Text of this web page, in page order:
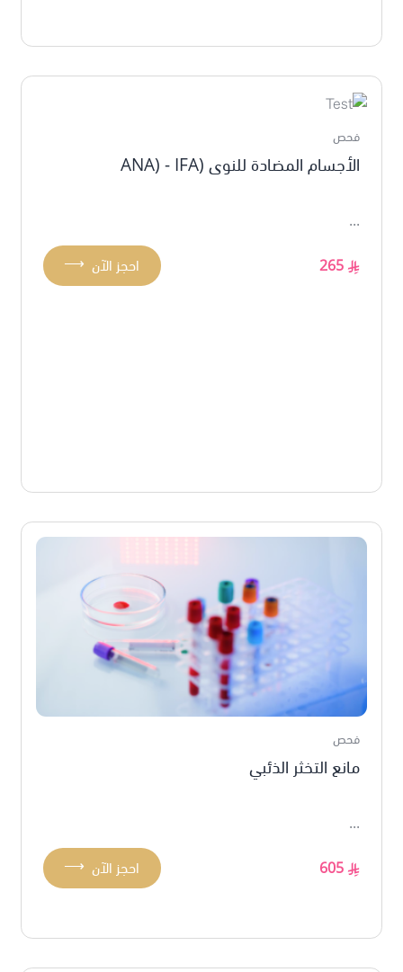
فحص
الأجسام المضادة للنوى (ANA) - IFA
...
265
⟶ احجز الآن
فحص
مانع التخثر الذئبي
...
605
⟶ احجز الآن